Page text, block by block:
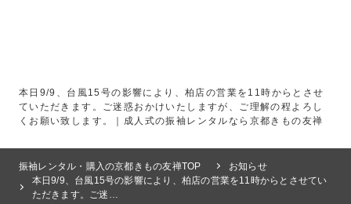
本日9/9、台風15号の影響により、柏店の営業を11時からとさせ
ていただきます。ご迷惑おかけいたしますが、ご理解の程よろし
くお願い致します。｜成人式の振袖レンタルなら京都きもの友禅
振袖レンタル・購入の京都きもの友禅TOP
お知らせ
本日9/9、台風15号の影響により、柏店の営業を11時からとさせてい
ただきます。ご迷…